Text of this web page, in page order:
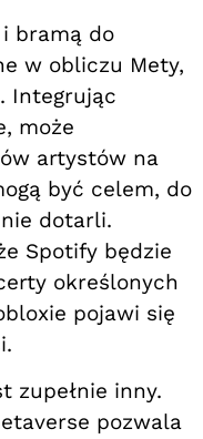
bramą do
w obliczu Mety,
Integrując
może
artystów na
być celem, do
dotarli.
Spotify będzie
określonych
pojawi się
zupełnie inny.
pozwala